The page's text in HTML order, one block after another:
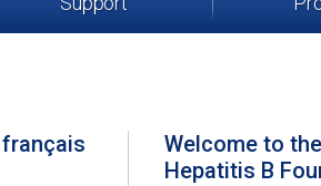
Welcome to
Hepatitis B